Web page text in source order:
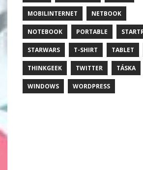
MOBILINTERNET NETBOOK
NOTEBOOK PORTABLE
STARWARS T-SHIRT TABLET
THINKGEEK TWITTER TÁSKA
WINDOWS WORDPRESS